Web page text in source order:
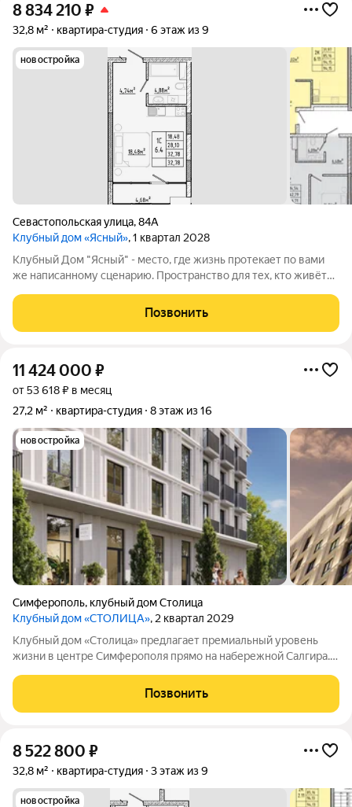
8 834 210 ₽
32,8 м² квартира-студия 6 этаж из 9
новостройка
Севастопольская улица,84А
Клубный дом «Ясный», 1 квартал 2028
Клубный Дом "Ясный" - место, где жизнь протекает по вами
же написанному сценарию. Пространство для тех, кто живёт
главе пелотона. Островок безмятежности в центральной
части города. Пространство,
Позвонить
11 424 000 ₽
от 53 618 ₽ в месяц
27,2 м²
квартира-студия 8 этаж из 16
новостройка
Симферополь, клубный дом Столица
Клубный дом «СТОЛИЦА», 2 квартал 2029
Клубный дом «Столица» предлагает премиальный уровень
жизни в центре Симферополя прямо на набережной Салгира.
особый образ жизни и соответствующее окружение.
Девелопер «ИнтерСтрой» представил в
Позвонить
8 522 800 ₽
32,8 м² квартира-студия 3 этаж из 9
новостройка